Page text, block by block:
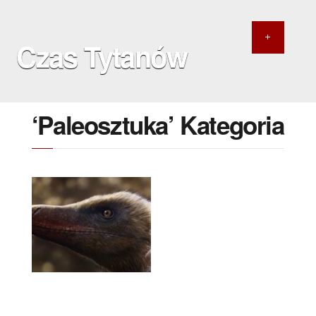
Czas Tytanów
‘Paleosztuka’ Kategoria
19 PAŹDZIERNIKA
2024
‘’Cudzych chwalimy
swego nie znamy
sami nie wiemy co
posiadamy’’